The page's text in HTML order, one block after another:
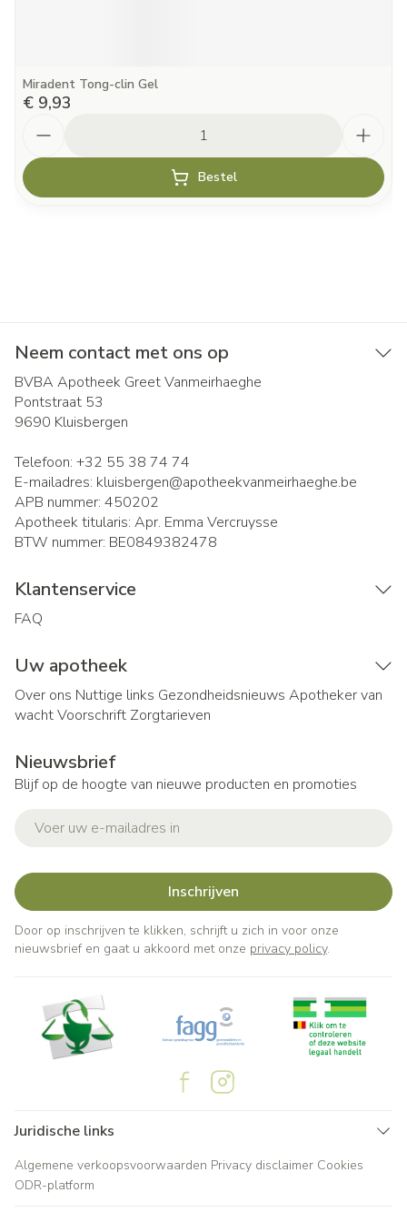
Miradent Tong-clin Gel
€ 9,93
Bestel
Neem contact met ons op
BVBA Apotheek Greet Vanmeirhaeghe
Pontstraat 53
9690 Kluisbergen
Telefoon: +32 55 38 74 74
E-mailadres: kluisbergen@apotheekvanmeirhaeghe.be
APB nummer: 450202
Apotheek titularis: Apr. Emma Vercruysse
BTW nummer: BE0849382478
Klantenservice
FAQ
Uw apotheek
Over ons Nuttige links Gezondheidsnieuws Apotheker van
wachtVoorschrift Zorgtarieven
Nieuwsbrief
Blijf op de hoogte van nieuwe producten en promoties
Inschrijven
Door op inschrijven te klikken, schrijft u zich in voor onze
nieuwsbrief en gaat u akkoord met onze privacy policy.
Juridische links
Algemene verkoopsvoorwaarden Privacy disclaimer Cookies
ODR-platform